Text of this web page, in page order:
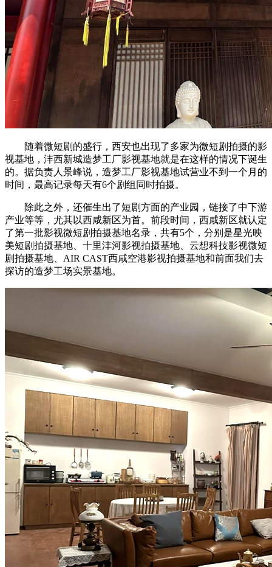
随着微短剧的盛行，西安也出现了多家为微短剧拍摄的影
视基地，沣西新城造梦工厂影视基地就是在这样的情况下诞生
的。据负责人景峰说，造梦工厂影视基地试营业不到一个月的
时间，最高记录每天有6个剧组同时拍摄。
除此之外，还催生出了短剧方面的产业园，链接了中下游
产业等等，尤其以西咸新区为首。前段时间，西咸新区就认定
了第一批影视微短剧拍摄基地名录，共有5个，分别是星光映
美短剧拍摄基地、十里沣河影视拍摄基地、云想科技影视微短
剧拍摄基地、AIR CAST西咸空港影视拍摄基地和前面我们去
探访的造梦工场实景基地。